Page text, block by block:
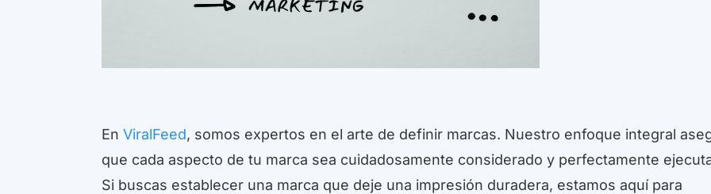
EnViralFeed, somos expertos en el arte de definir marcas. Nuestro enfoque integral
que cada aspecto de tu marca sea cuidadosamente considerado y perfectamente
Si buscas establecer una marca que deje una impresión duradera, estamos aquí para